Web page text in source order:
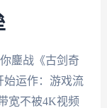
鏖战《古剑奇
运作：游戏流
宽不被4K视频